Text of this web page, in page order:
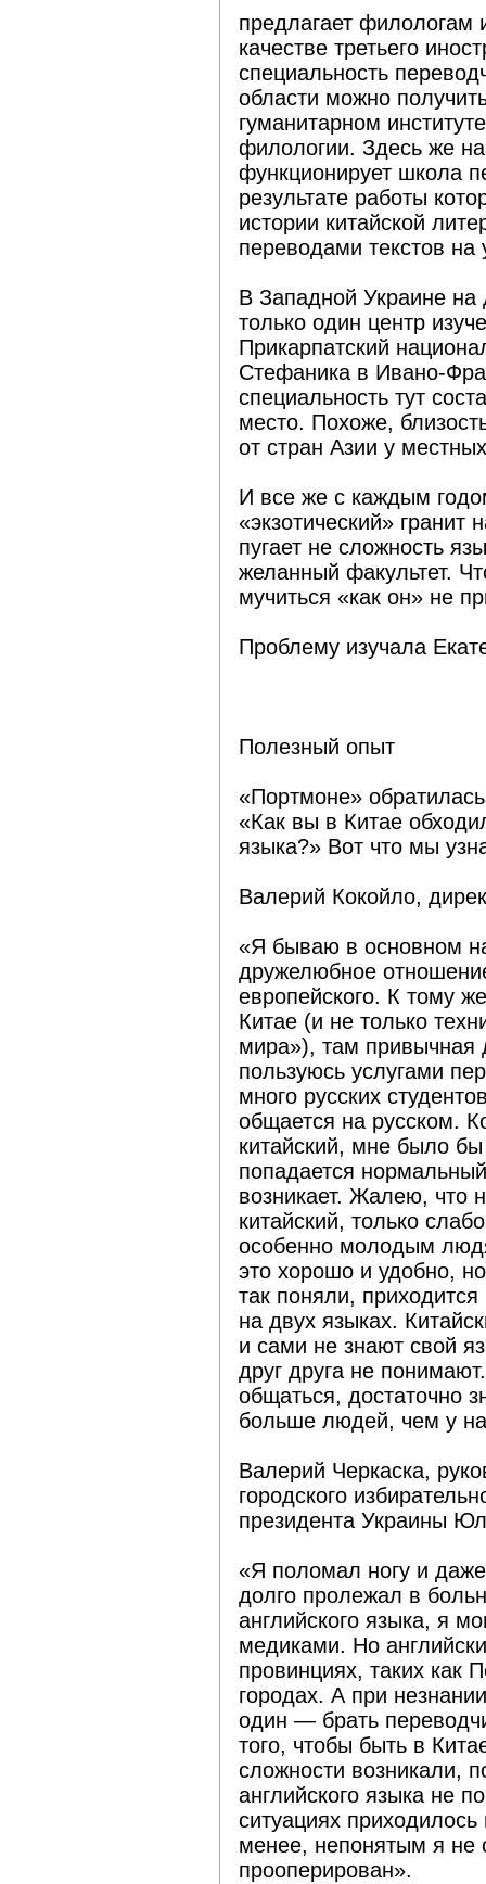
предлагает филологам
качестве третьего
специальность
области можно
гуманитарном
филологии. Здесь же
функционирует школа
результате работы
истории китайской
переводами текстов на
В Западной Украине
только один центр
Прикарпатский
Стефаника в Ивано-
специальность тут
место. Похоже,
от стран Азии у
И все же с каждым
«экзотический» гранит
пугает не сложность
желанный факультет.
мучиться «как он» не
Проблему изучала
Полезный опыт
«Портмоне»
«Как вы в Китае
языка?» Вот что мы
Валерий Кокойло,
«Я бываю в основном
дружелюбное
европейского. К тому
Китае (и не только
мира»), там
пользуюсь услугами
много русских
общается на русском.
китайский, мне было
попадается
возникает. Жалею, что
китайский, только
особенно молодым
это хорошо и удобно,
так поняли,
на двух языках.
и сами не знают свой
друг друга не
общаться, достаточно
больше людей, чем у
Валерий Черкаска,
городского
президента Украины
«Я поломал ногу и
долго пролежал в
английского языка, я
медиками. Но
провинциях, таких как
городах. А при
один — брать
того, чтобы быть в
сложности возникали,
английского языка не
ситуациях
менее, непонятым я не
прооперирован».